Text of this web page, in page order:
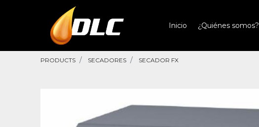
Inicio ¿Quiénes somos?
PRODUCTS SECADORES SECADOR FX